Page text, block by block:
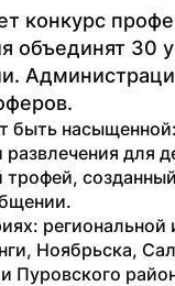
конкурс
объединят 30
быть
для
трофей,
Ноябрьска,
Пуровского